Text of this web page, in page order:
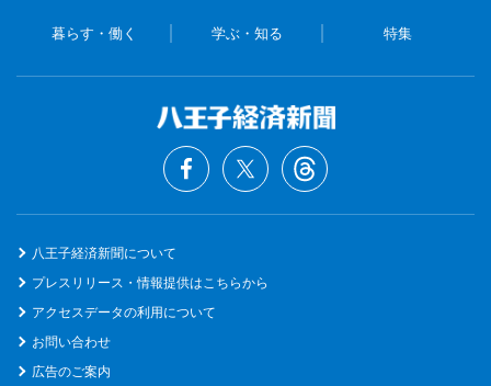
暮らす・働く 学ぶ・知る 特集
八王子経済新聞について
プレスリリース・情報提供はこちらから
アクセスデータの利用について
お問い合わせ
広告のご案内